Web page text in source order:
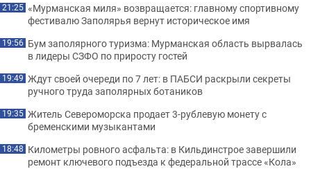
21:25 «Мурманская миля» возвращается: главному спортивному
фестивалю Заполярья вернут историческое имя
19:56 Бум заполярного туризма: Мурманская область вырвалась
в лидеры СЗФО по приросту гостей
19:49 Ждут своей очереди по 7 лет: в ПАБСИ раскрыли секреты
ручного труда заполярных ботаников
19:35 Житель Североморска продает 3-рублевую монету с
бременскими музыкантами
18:48 Километры ровного асфальта: в Кильдинстрое завершили
ремонт ключевого подъезда к федеральной трассе «Кола»